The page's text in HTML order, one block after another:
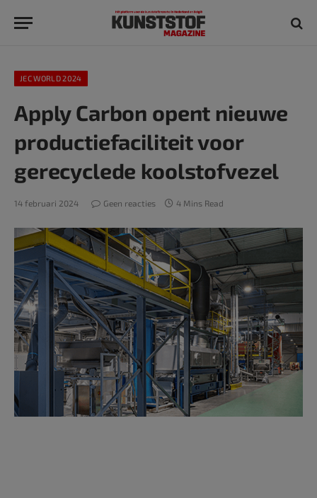
JEC WORLD 2024
Apply Carbon opent nieuwe
productiefaciliteit voor
gerecyclede koolstofvezel
14 februari 2024 Geen reacties 4 Mins Read